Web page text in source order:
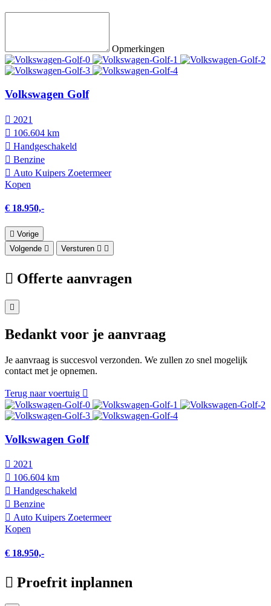
Opmerkingen
Volkswagen Golf
2021
106.604 km
Hand­geschakeld
Benzine
Auto Kuipers Zoetermeer
Kopen
€ 18.950,-
Vorige
Volgende
Versturen
Offerte aanvragen
Bedankt voor je aanvraag
Je aanvraag is succesvol verzonden. We zullen zo snel mogelijk
contact met je opnemen.
Terug naar voertuig
Volkswagen Golf
2021
106.604 km
Hand­geschakeld
Benzine
Auto Kuipers Zoetermeer
Kopen
€ 18.950,-
Proefrit inplannen